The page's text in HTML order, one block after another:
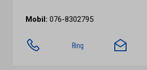
Mobil: 076-8302795
Ring